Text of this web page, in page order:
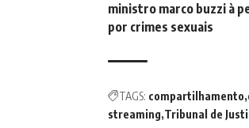
ministro marco buzzi à
por crimes sexuais
TAGS: compartilhamento
streaming Tribunal de